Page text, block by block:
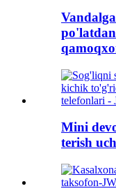
Mini
terish